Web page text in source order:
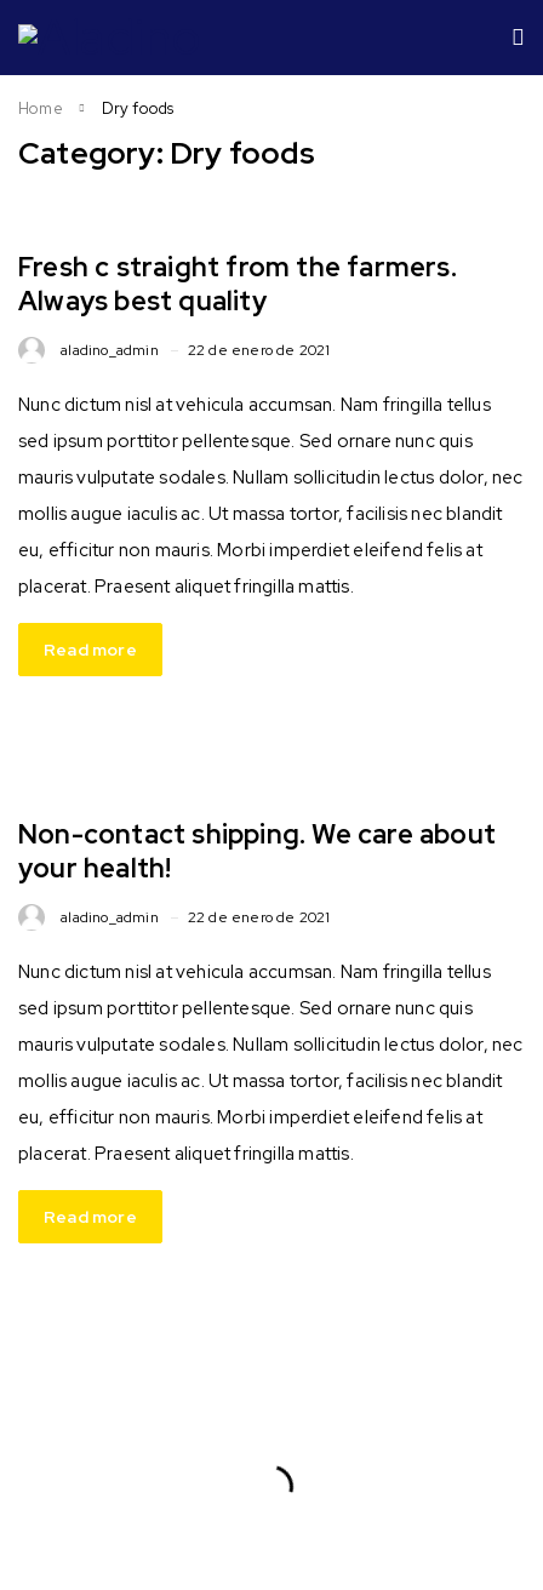
Category: Dry foods
Home Dry foods
Fresh c straight from the farmers.
Always best quality
aladino_admin 22 de enero de 2021
Nunc dictum nisl at vehicula accumsan. Nam fringilla tellus
sed ipsum porttitor pellentesque. Sed ornare nunc quis
mauris vulputate sodales. Nullam sollicitudin lectus dolor, nec
mollis augue iaculis ac. Ut massa tortor, facilisis nec blandit
eu, efficitur non mauris. Morbi imperdiet eleifend felis at
placerat. Praesent aliquet fringilla mattis.
Read more
Non-contact shipping. We care about
your health!
aladino_admin 22 de enero de 2021
Nunc dictum nisl at vehicula accumsan. Nam fringilla tellus
sed ipsum porttitor pellentesque. Sed ornare nunc quis
mauris vulputate sodales. Nullam sollicitudin lectus dolor, nec
mollis augue iaculis ac. Ut massa tortor, facilisis nec blandit
eu, efficitur non mauris. Morbi imperdiet eleifend felis at
placerat. Praesent aliquet fringilla mattis.
Read more